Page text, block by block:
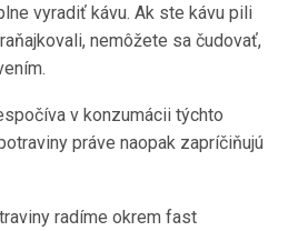
vyradiť kávu. Ak ste kávu pili
nemôžete sa čudovať,
v konzumácii týchto
práve naopak zapríčiňujú
radíme okrem fast